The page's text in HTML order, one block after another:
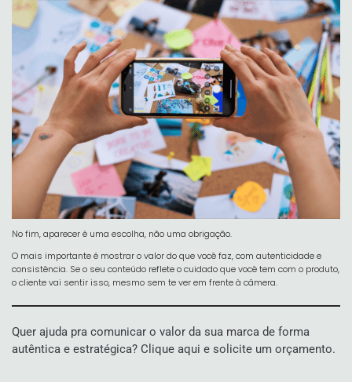
No fim, aparecer é uma escolha, não uma obrigação.
O mais importante é mostrar o valor do que você faz, com autenticidade e
consistência. Se o seu conteúdo reflete o cuidado que você tem com o produto,
o cliente vai sentir isso, mesmo sem te ver em frente à câmera.
Quer ajuda pra comunicar o valor da sua marca de forma
autêntica e estratégica? Clique aqui e solicite um orçamento.